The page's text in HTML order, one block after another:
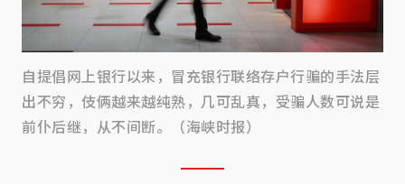
自提倡网上银行以来，冒充银行联络存户行骗的手法层
出不穷，伎俩越来越纯熟，几可乱真，受骗人数可说是
前仆后继，从不间断。（海峡时报）